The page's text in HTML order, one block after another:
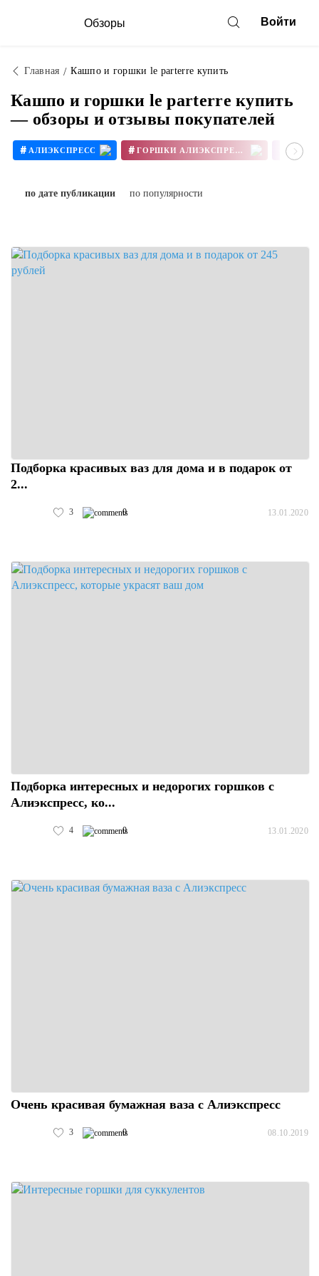
Обзоры Войти
Главная Кашпо и горшки le parterre купить
Кашпо и горшки le parterre купить
— обзоры и отзывы покупателей
# АЛИЭКСПРЕСС # ГОРШКИ АЛИЭКСПРЕСС
#
по дате публикации по популярности
Подборка красивых ваз для дома и в подарок от
2...
3 0 13.01.2020
Подборка интересных и недорогих горшков с
Алиэкспресс, ко...
4 0 13.01.2020
Очень красивая бумажная ваза с Алиэкспресс
3 0 08.10.2019